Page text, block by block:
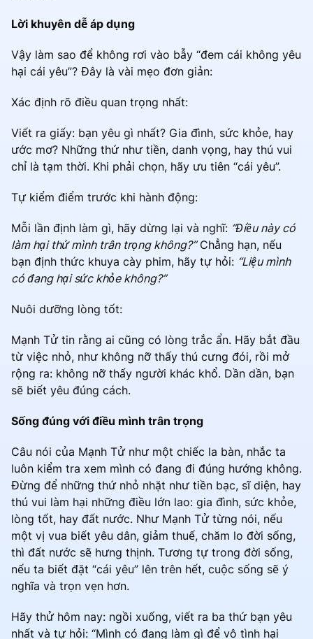
Lời khuyên dễ áp dụng
Vậy làm sao để không rơi vào bẫy “đem cái không yêu
hại cái yêu”? Đây là vài mẹo đơn giản:
Xác định rõ điều quan trọng nhất:
Viết ra giấy: bạn yêu gì nhất? Gia đình, sức khỏe, hay
ước mơ? Những thứ như tiền, danh vọng, hay thú vui
chỉ là tạm thời. Khi phải chọn, hãy ưu tiên “cái yêu”.
Tự kiểm điểm trước khi hành động:
Mỗi lần định làm gì, hãy dừng lại và nghĩ: “Điều này có
làm hại thứ mình trân trọng không?”Chẳng hạn, nếu
bạn định thức khuya cày phim, hãy tự hỏi: “Liệu mình
có đang hại sức khỏe không?”
Nuôi dưỡng lòng tốt:
Mạnh Tử tin rằng ai cũng có lòng trắc ẩn. Hãy bắt đầu
từ việc nhỏ, như không nỡ thấy thú cưng đói, rồi mở
rộng ra: không nỡ thấy người khác khổ. Dần dần, bạn
sẽ biết yêu đúng cách.
Sống đúng với điều mình trân trọng
Câu nói của Mạnh Tử như một chiếc la bàn, nhắc ta
luôn kiểm tra xem mình có đang đi đúng hướng không.
Đừng để những thứ nhỏ nhặt như tiền bạc, sĩ diện, hay
thú vui làm hại những điều lớn lao: gia đình, sức khỏe,
lòng tốt, hay đất nước. Như Mạnh Tử từng nói, nếu
một vị vua biết yêu dân, giảm thuế, chăm lo đời sống,
thì đất nước sẽ hưng thịnh. Tương tự trong đời sống,
nếu ta biết đặt “cái yêu” lên trên hết, cuộc sống sẽ ý
nghĩa và trọn vẹn hơn.
Hãy thử hôm nay: ngồi xuống, viết ra ba thứ bạn yêu
nhất và tự hỏi: “Mình có đang làm gì để vô tình hại